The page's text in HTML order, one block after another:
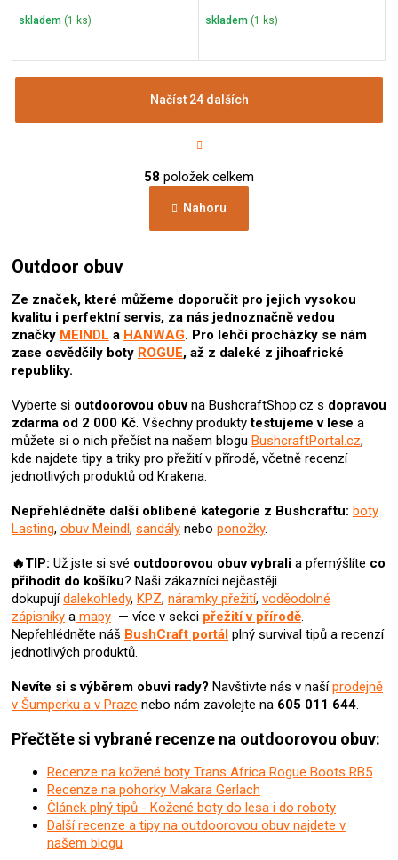
skladem (1 ks) skladem (1 ks)
v
á
d
p
r
v
k
y
p
i
s
u
Načíst 24 dalších
t
á
n
k
v
58 položek celkem
Nahoru
Outdoor obuv
Ze značek, které můžeme doporučit pro jejich vysokou
kvalitu i perfektní servis, za nás jednoznačně vedou
značky MEINDL a HANWAG. Pro lehčí procházky se nám
zase osvědčily boty ROGUE, až z daleké z jihoafrické
republiky.
Vyberte si outdoorovou obuvna BushcraftShop.cz s dopravou
zdarma od 2 000 Kč. Všechny produktytestujeme v lese a
můžete si o nich přečíst na našem blogu BushcraftPortal.cz,
kde najdete tipy a triky pro přežití v přírodě, včetně recenzí
jednotlivých produktů od Krakena.
Nepřehlédněte další oblíbené kategorie z Bushcraftu: boty
Lasting, obuv Meindl, sandály nebo ponožky.
🔥TIP: Už jste si své outdoorovou obuv vybrali a přemýšlíte co
přihodit do košíku? Naši zákazníci nejčastěji
dokupujídalekohledy, KPZ, náramky přežití, voděodolné
zápisníky a mapy — více v sekci přežití v přírodě.
Nepřehlédněte náš BushCraft portál plný survival tipů a recenzí
jednotlivých produktů.
Nevíte si s výběrem obuvi rady? Navštivte nás v našíprodejně
v Šumperku a v Praze nebo nám zavolejte na 605 011 644.
Přečtěte si vybrané recenze na outdoorovou obuv:
Recenze na kožené boty Trans Africa Rogue Boots RB5
Recenze na pohorky Makara Gerlach
Článek plný tipů - Kožené boty do lesa i do roboty
Další recenze a tipy na outdoorovou obuv najdete v
našem blogu